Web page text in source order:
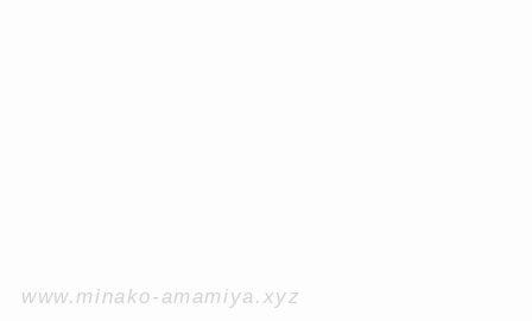
www.minako-amamiya.xyz